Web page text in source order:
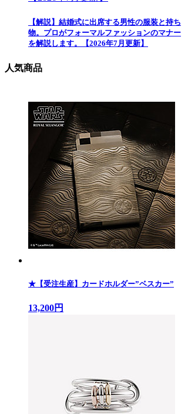
【解説】結婚式に出席する男性の服装と持ち
物。プロがフォーマルファッションのマナー
を解説します。【2026年7月更新】
人気商品
★【受注生産】カードホルダー”ベスカー”
13,200円